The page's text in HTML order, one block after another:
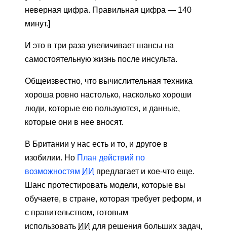
неверная цифра. Правильная цифра — 140
минут.]
И это в три раза увеличивает шансы на
самостоятельную жизнь после инсульта.
Общеизвестно, что вычислительная техника
хороша ровно настолько, насколько хороши
люди, которые ею пользуются, и данные,
которые они в нее вносят.
В Британии у нас есть и то, и другое в
изобилии. Но План действий по
возможностям ИИ предлагает и кое-что еще.
Шанс протестировать модели, которые вы
обучаете, в стране, которая требует реформ, и
с правительством, готовым
использовать ИИ для решения больших задач,